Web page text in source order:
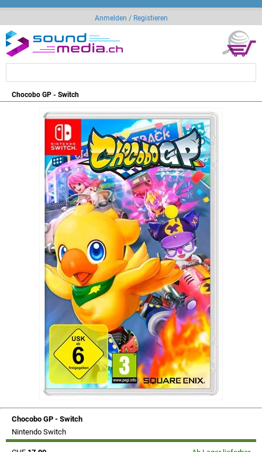
Anmelden / Registieren
Chocobo GP - Switch
Chocobo GP - Switch
Nintendo Switch